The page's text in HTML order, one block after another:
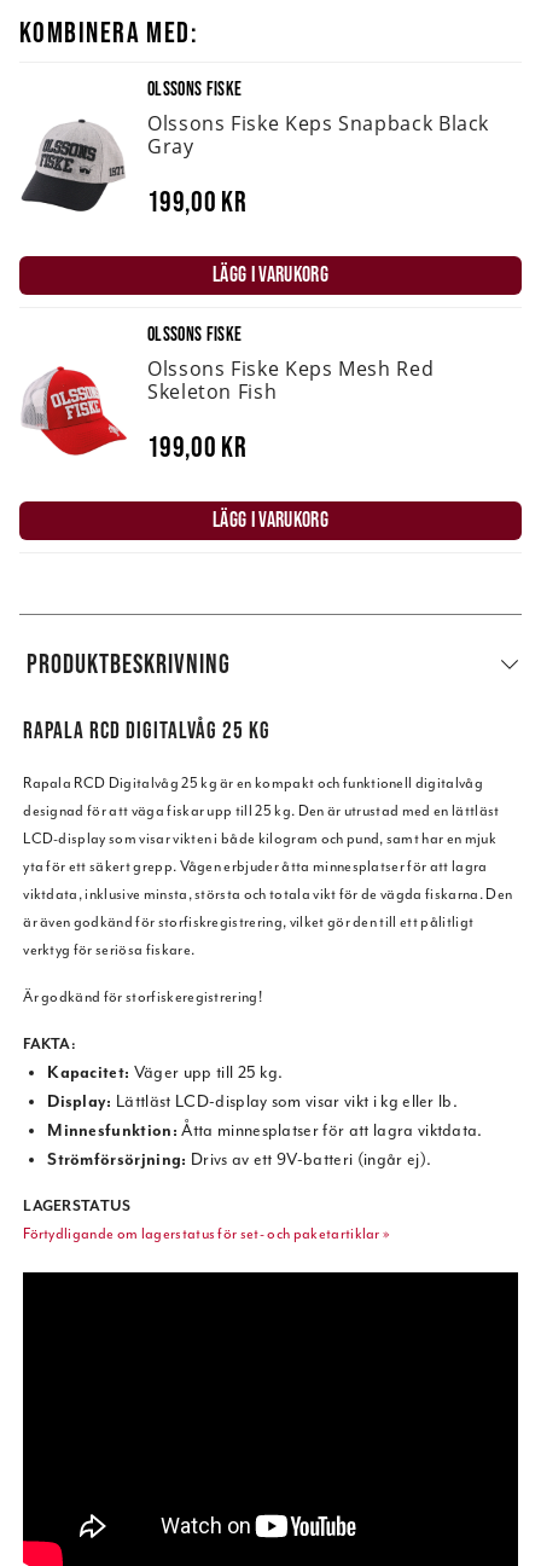
KOMBINERA MED:
OLSSONS FISKE
Olssons Fiske Keps Snapback Black
Gray
199,00 kr
LÄGG I VARUKORG
OLSSONS FISKE
Olssons Fiske Keps Mesh Red
Skeleton Fish
199,00 kr
LÄGG I VARUKORG
PRODUKTBESKRIVNING
RAPALA RCD DIGITALVÅG 25 KG
Rapala RCD Digitalvåg 25 kg är en kompakt och funktionell digitalvåg
designad för att väga fiskar upp till 25 kg. Den är utrustad med en lättläst
LCD-display som visar vikten i både kilogram och pund, samt har en mjuk
yta för ett säkert grepp. Vågen erbjuder åtta minnesplatser för att lagra
viktdata, inklusive minsta, största och totala vikt för de vägda fiskarna. Den
är även godkänd för storfiskregistrering, vilket gör den till ett pålitligt
verktyg för seriösa fiskare.
Är godkänd för storfiskeregistrering!
FAKTA:
Kapacitet: Väger upp till 25 kg.
Display: Lättläst LCD-display som visar vikt i kg eller lb.
Minnesfunktion: Åtta minnesplatser för att lagra viktdata.
Strömförsörjning: Drivs av ett 9V-batteri (ingår ej).
LAGERSTATUS
Förtydligande om lagerstatus för set- och paketartiklar »